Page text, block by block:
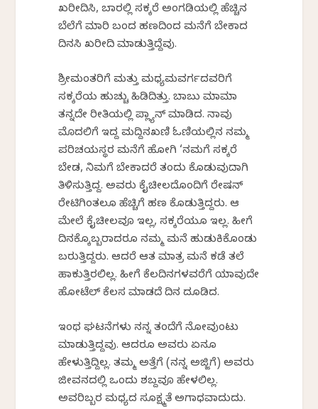
ಖರೀದಿಸಿ, ಬಜಾರಲ್ಲಿ ಸಕ್ಕರೆ ಅಂಗಡಿಯಲ್ಲಿ ಹೆಚ್ಚಿನ
ಬೆಲೆಗೆ ಮಾರಿ ಬಂದ ಹಣದಿಂದ ಮನೆಗೆ ಬೇಕಾದ
ದಿನಸಿ ಖರೀದಿ ಮಾಡುತ್ತಿದ್ದೆವು.
ಶ್ರೀಮಂತರಿಗೆ ಮತ್ತು ಮಧ್ಯಮವರ್ಗದವರಿಗೆ
ಸಕ್ಕರೆಯ ಹುಚ್ಚು ಹಿಡಿದಿತ್ತು. ಬಾಬು ಮಾಮಾ
ತನ್ನದೇ ರೀತಿಯಲ್ಲಿ ಪ್ಲ್ಯಾನ್ ಮಾಡಿದ. ನಾವು
ಮೊದಲಿಗೆ ಇದ್ದ ಮದ್ದಿನಖಣಿ ಓಣಿಯಲ್ಲಿನ ನಮ್ಮ
ಪರಿಚಯಸ್ಥರ ಮನೆಗೆ ಹೋಗಿ ‘ನಮಗೆ ಸಕ್ಕರೆ
ಬೇಡ, ನಿಮಗೆ ಬೇಕಾದರೆ ತಂದು ಕೊಡುವುದಾಗಿ
ತಿಳಿಸುತ್ತಿದ್ದ. ಅವರು ಕೈಚೀಲದೊಂದಿಗೆ ರೇಷನ್
ರೇಟಿಗಿಂತಲೂ ಹೆಚ್ಚಿಗೆ ಹಣ ಕೊಡುತ್ತಿದ್ದರು. ಆ
ಮೇಲೆ ಕೈಚೀಲವೂ ಇಲ್ಲ, ಸಕ್ಕರೆಯೂ ಇಲ್ಲ. ಹೀಗೆ
ದಿನಕ್ಕೊಬ್ಬರಾದರೂ ನಮ್ಮ ಮನೆ ಹುಡುಕಿಕೊಂಡು
ಬರುತ್ತಿದ್ದರು. ಆದರೆ ಆತ ಮಾತ್ರ ಮನೆ ಕಡೆ ತಲೆ
ಹಾಕುತ್ತಿರಲಿಲ್ಲ. ಹೀಗೆ ಕೆಲದಿನಗಳವರೆಗೆ ಯಾವುದೇ
ಹೋಟೆಲ್ ಕೆಲಸ ಮಾಡದೆ ದಿನ ದೂಡಿದ.
ಇಂಥ ಘಟನೆಗಳು ನನ್ನ ತಂದೆಗೆ ನೋವುಂಟು
ಮಾಡುತ್ತಿದ್ದವು. ಆದರೂ ಅವರು ಏನೂ
ಹೇಳುತ್ತಿದ್ದಿಲ್ಲ. ತಮ್ಮ ಅತ್ತೆಗೆ (ನನ್ನ ಅಜ್ಜಿಗೆ) ಅವರು
ಜೀವನದಲ್ಲಿ ಒಂದು ಶಬ್ದವೂ ಹೇಳಲಿಲ್ಲ.
ಅವರಿಬ್ಬರ ಮಧ್ಯದ ಸೂಕ್ಷ್ಮತೆ ಅಗಾಧವಾದುದು.